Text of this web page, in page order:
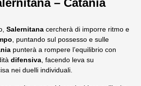
Salernitana cercherà di imporre ritmo e
, puntando sul possesso e sulle
punterà a rompere l’equilibrio con
difensiva , facendo leva su
nei duelli individuali.